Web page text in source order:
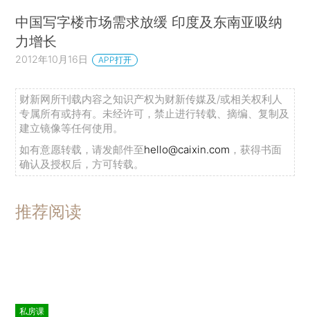
中国写字楼市场需求放缓 印度及东南亚吸纳
力增长
2012年10月16日 APP打开
财新网所刊载内容之知识产权为财新传媒及/或相关权利人
专属所有或持有。未经许可，禁止进行转载、摘编、复制及
建立镜像等任何使用。
如有意愿转载，请发邮件至hello@caixin.com ，获得书面
确认及授权后，方可转载。
推荐阅读
私房课